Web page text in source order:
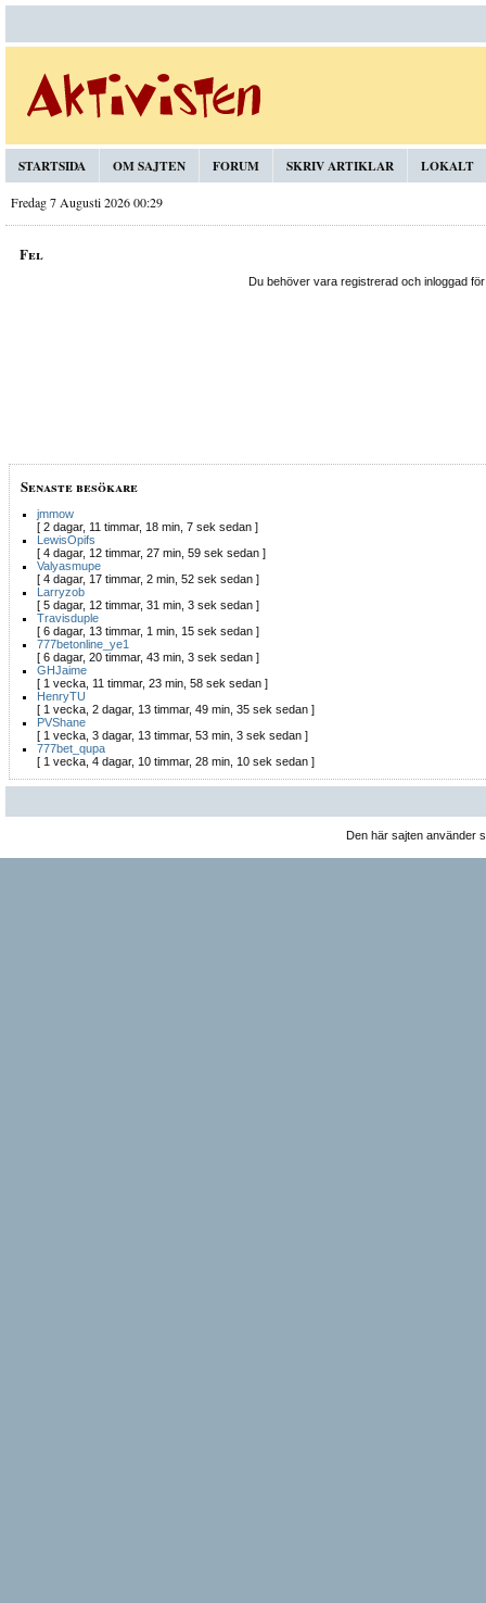
STARTSIDA OM SAJTEN FORUM SKRIV ARTIKLAR LOKALT
Fredag 7 Augusti 2026 00:29
Fel
Du behöver vara registrerad och inloggad
Senaste besökare
jmmow
[ 2 dagar, 11 timmar, 18 min, 7 sek sedan ]
LewisOpifs
[ 4 dagar, 12 timmar, 27 min, 59 sek sedan ]
Valyasmupe
[ 4 dagar, 17 timmar, 2 min, 52 sek sedan ]
Larryzob
[ 5 dagar, 12 timmar, 31 min, 3 sek sedan ]
Travisduple
[ 6 dagar, 13 timmar, 1 min, 15 sek sedan ]
777betonline_ye1
[ 6 dagar, 20 timmar, 43 min, 3 sek sedan ]
GHJaime
[ 1 vecka, 11 timmar, 23 min, 58 sek sedan ]
HenryTU
[ 1 vecka, 2 dagar, 13 timmar, 49 min, 35 sek sedan ]
PVShane
[ 1 vecka, 3 dagar, 13 timmar, 53 min, 3 sek sedan ]
777bet_qupa
[ 1 vecka, 4 dagar, 10 timmar, 28 min, 10 sek sedan ]
Den här sajten använder